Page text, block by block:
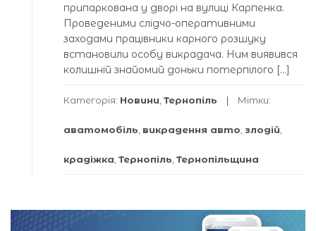
припаркована у дворі на вулиці Карпенка.
Проведеними слідчо-оперативними
заходами працівники карного розшуку
встановили особу викрадача. Ним виявився
колишній знайомий доньки потерпілого […]
Категорія: Новини Тернопіль Мітки:
аватомобіль викрадення авто злодій
крадіжка Тернопіль Тернопільщина